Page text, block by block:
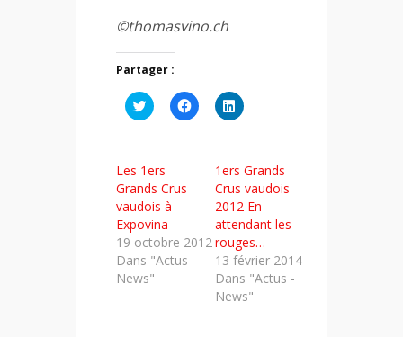
©thomasvino.ch
Partager :
Cliquez
pour
une
nouvelle
fenêtre)
Cliquez
pour
nouvelle
fenêtre)
Cliquez
pour
une
nouvelle
fenêtre)
Les 1ers
Grands Crus
vaudois à
Expovina
19 octobre 2012
Dans "Actus -
News"
1ers Grands
Crus vaudois
2012 En
attendant les
rouges…
13 février 2014
Dans "Actus -
News"